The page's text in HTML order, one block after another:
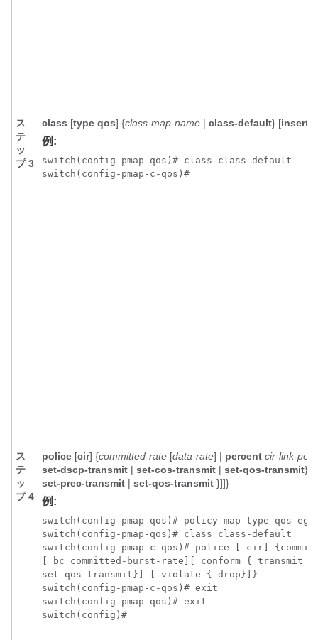
ス
テ
ッ
プ 3
class [type qos] {class-map-name | class-default} [insert-
例:
switch(config-pmap-qos)# class class-default
switch(config-pmap-c-qos)#
ス
テ
ッ
プ 4
police [cir] {committed-rate [data-rate] | percent cir-link-
set-dscp-transmit | set-cos-transmit | set-qos-transmit} [
set-prec-transmit | set-qos-transmit }]]}
例:
switch(config-pmap-qos)# policy-map type qos
switch(config-pmap-qos)# class class-default
switch(config-pmap-c-qos)# police [ cir]
[ bc committed-burst-rate][ conform {
set-qos-transmit}] [ violate { drop}]}
switch(config-pmap-c-qos)# exit
switch(config-pmap-qos)# exit
switch(config)#